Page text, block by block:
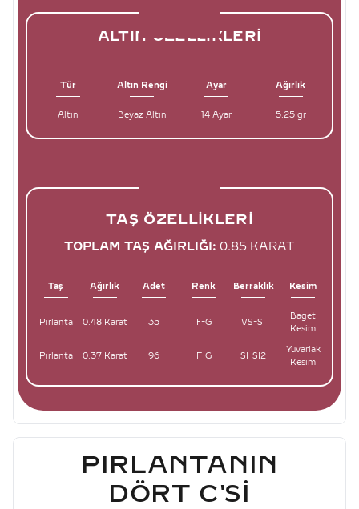
ALTIN ÖZELLIKLERI
Tür Altın Rengi Ayar Ağırlık
Altın Beyaz Altın 14 Ayar 5.25 gr
TAŞ ÖZELLIKLERI
TOPLAM TAŞ AĞIRLIĞI: 0.85 KARAT
Taş Ağırlık Adet Renk Berraklık Kesim
Pırlanta 0.48 Karat 35 F-G VS-SI
Baget
Kesim
Pırlanta 0.37 Karat 96 F-G SI-SI2
Yuvarlak
Kesim
PIRLANTANIN
DÖRT C'SI